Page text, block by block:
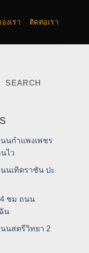
งเรา ติดต่อเรา
SEARCH
นกำแพงเพชร
ไว
นเทิดราชัน ปะ
ชม ถนน
น
นสตรีวิทยา 2